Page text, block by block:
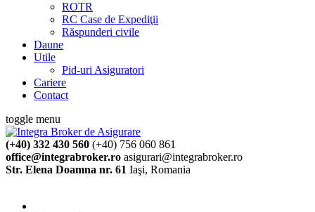
ROTR
RC Case de Expediţii
Răspunderi civile
Daune
Utile
Pid-uri Asiguratori
Cariere
Contact
toggle menu
(+40) 332 430 560 (+40) 756 060 861
office@integrabroker.ro asigurari@integrabroker.ro
Str. Elena Doamna nr. 61 Iaşi, Romania